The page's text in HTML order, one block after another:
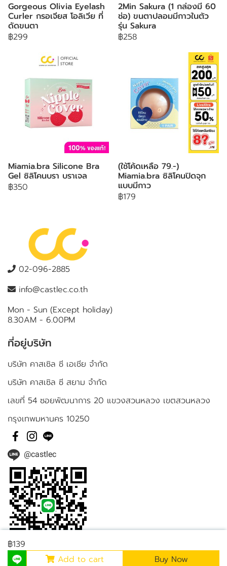
Gorgeous Olivia Eyelash
Curler กรอเจียส โอลิเวีย ที่
ดัดขนตา
฿299
2Min Sakura (1 กล่องมี 60
ช่อ) ขนตาปลอมมีกาวในตัว
รุ่น Sakura
฿258
Miamia.bra Silicone Bra
Gel ซิลิโคนบรา บราเจล
฿350
(ใช้โค้ดเหลือ 79.-)
Miamia.bra ซิลิโคนปิดจุก
แบบมีกาว
฿179
฿139
Add to cart
Buy Now
02-096-2885
info@castlec.co.th
Mon - Sun (Except holiday)
8.30AM - 6.00PM
ที่อยู่บริษัท
บริษัท คาสเซิล ซี เอเชีย จำกัด
บริษัท คาสเซิล ซี สยาม จำกัด
เลขที่ 54 ซอยพัฒนาการ 20 แขวงสวนหลวง เขตสวนหลวง
กรุงเทพมหานคร 10250
@castlec